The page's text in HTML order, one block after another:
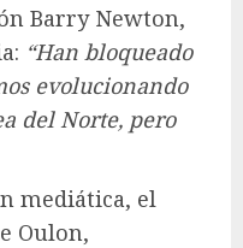
Barry Newton,
“Han bloqueado
evolucionando
del Norte, pero
mediática, el
Oulon,